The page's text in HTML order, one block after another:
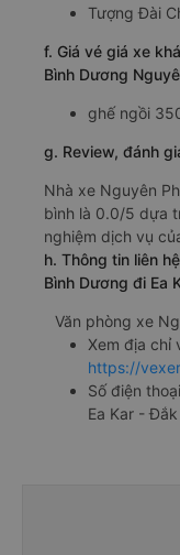
Tượng Đài
f. Giá vé giá xe
Bình Dương
ghế ngồi
g. Review, đánh
Nhà xe Nguyên
bình là 0.0/5 dựa
nghiệm dịch vụ
h. Thông tin liên
Bình Dương đi Ea
Văn phòng xe
Xem địa chỉ
https://
Số điện
Ea Kar -